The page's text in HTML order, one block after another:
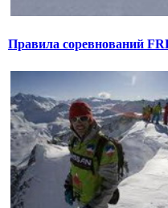
Правила соревнований